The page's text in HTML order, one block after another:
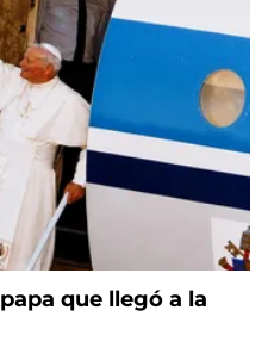
que llegó a la